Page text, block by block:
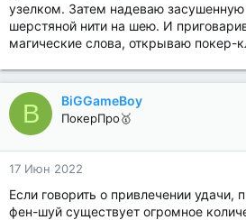
узелком. Затем надеваю
шерстяной нити на шею. И
магические слова, открываю покер-
B BiGGameBoy
ПокерПро🥇
17 Июн 2022
Если говорить о привлечении удачи,
фен-шуй существует огромное